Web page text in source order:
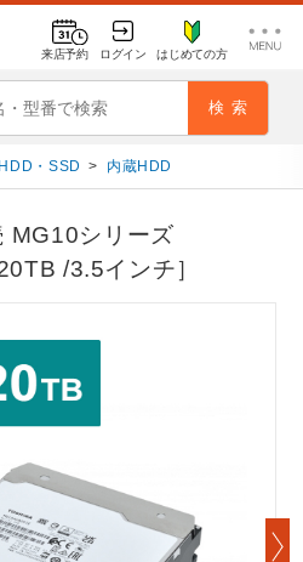
来店予約 ログイン はじめての方
・SSD > 内蔵HDD
MG10シリーズ
/3.5インチ］